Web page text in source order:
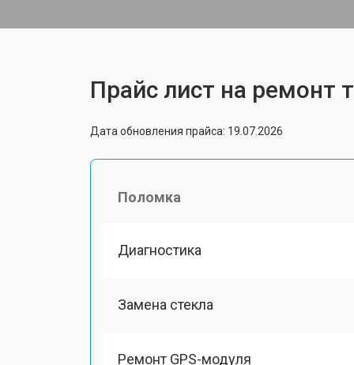
Прайс лист на ремонт
Дата обновления прайса: 19.07.2026
Поломка
Диагностика
Замена стекла
Ремонт GPS-модуля